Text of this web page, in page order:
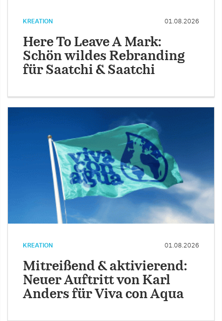
KREATION 01.08.2026
Here To Leave A Mark:
Schön wildes Rebranding
für Saatchi & Saatchi
KREATION 01.08.2026
Mitreißend & aktivierend:
Neuer Auftritt von Karl
Anders für Viva con Aqua